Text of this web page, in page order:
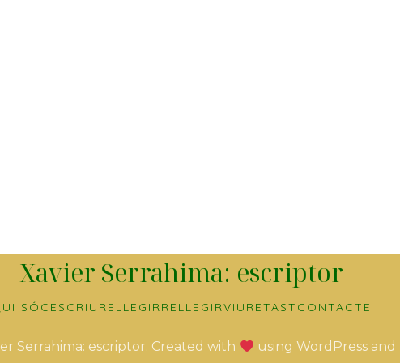
Xavier Serrahima: escriptor
SÓC ESCRIURE LLEGIRRELLEGIRVIURETAST CONTACTE
Serrahima: escriptor. Created with using WordPress and